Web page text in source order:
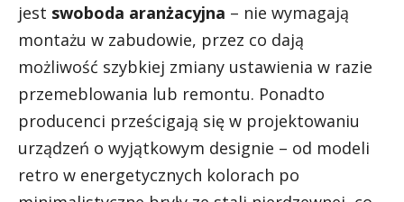
jest swoboda aranżacyjna – nie wymagają
montażu w zabudowie, przez co dają
możliwość szybkiej zmiany ustawienia w razie
przemeblowania lub remontu. Ponadto
producenci prześcigają się w projektowaniu
urządzeń o wyjątkowym designie – od modeli
retro w energetycznych kolorach po